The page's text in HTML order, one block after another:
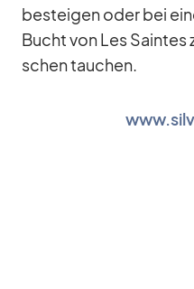
be­stei­gen oder bei
Bucht von Les
schen tau­chen.